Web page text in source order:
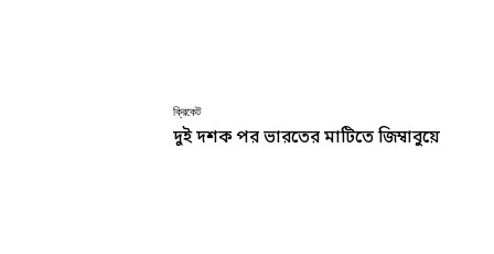
ক্রিকেট
দুই দশক পর ভারতের মাটিতে জিম্বাবুয়ে